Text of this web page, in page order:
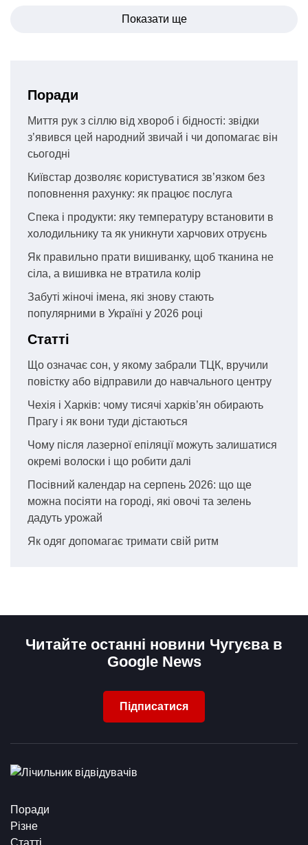
Показати ще
Поради
Миття рук з сіллю від хвороб і бідності: звідки
з’явився цей народний звичай і чи допомагає він
сьогодні
Київстар дозволяє користуватися зв’язком без
поповнення рахунку: як працює послуга
Спека і продукти: яку температуру встановити в
холодильнику та як уникнути харчових отруєнь
Як правильно прати вишиванку, щоб тканина не
сіла, а вишивка не втратила колір
Забуті жіночі імена, які знову стають
популярними в Україні у 2026 році
Статті
Що означає сон, у якому забрали ТЦК, вручили
повістку або відправили до навчального центру
Чехія і Харків: чому тисячі харків’ян обирають
Прагу і як вони туди дістаються
Чому після лазерної епіляції можуть залишатися
окремі волоски і що робити далі
Посівний календар на серпень 2026: що ще
можна посіяти на городі, які овочі та зелень
дадуть урожай
Як одяг допомагає тримати свій ритм
Читайте останні новини Чугуєва в
Google News
Підписатися
Поради
Різне
Статті